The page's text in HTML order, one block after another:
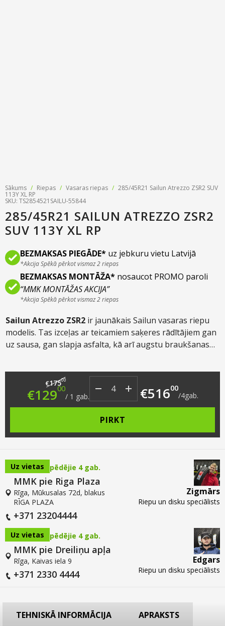
Sākums / Riepas / Vasaras riepas / 285/45R21 Sailun Atrezzo ZSR2 SUV
113Y XL RP
SKU: TS2854521SAILU-55844
285/45R21 SAILUN ATREZZO ZSR2
SUV 113Y XL RP
BEZMAKSAS PIEGĀDE* uz jebkuru vietu Latvijā
*Akcija Spēkā pērkot vismaz 2 riepas
BEZMAKSAS MONTĀŽA* nosaucot PROMO paroli
“MMK MONTĀŽAS AKCIJA”
*Akcija Spēkā pērkot vismaz 2 riepas
Sailun Atrezzo ZSR2 ir jaunākais Sailun vasaras riepu
modelis. Tas izceļas ar teicamiem saķeres rādītājiem gan
uz sausa, gan slapja asfalta, kā arī augstu braukšanas
vieglajām automašīnām, gan krosoveriem.
€17500 Original price was: €175.00.
€12900 Current price is: €129.00.
/ 1 gab. €51600
/4gab.
PIRKT
Uz vietas pēdējie 4 gab.
MMK pie Riga Plaza
Rīga, Mūkusalas 72d, blakus
RĪGA PLAZA
+371 23204444
Zigmārs
Riepu un disku speciālists
Uz vietas pēdējie 4 gab.
MMK pie Dreiliņu apļa
Rīga, Kaivas iela 9
+371 2330 4444
Edgars
Riepu un disku speciālists
TEHNISKĀ INFORMĀCIJA APRAKSTS